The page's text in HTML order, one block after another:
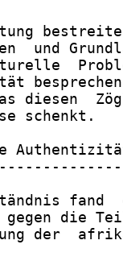
und
diesen
schenkt.
fand
die
der